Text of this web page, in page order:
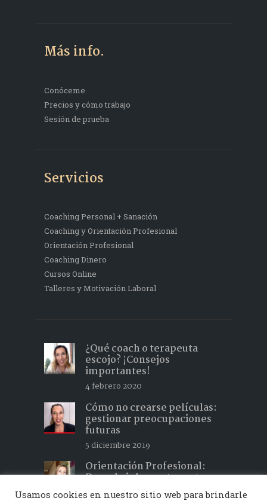
Más info.
Conóceme
Precios y cómo trabajo
Sesión de prueba
Servicios
Coaching Personal + Sanación
Coaching y Orientación Profesional
Orientación Profesional
Coaching Dinero
Cursos Online
Talleres y Motivación Laboral
¿Qué coach o terapeuta
escojo? ¡Consejos
importantes!
4 febrero 2020
Cómo no crearse películas:
gestionar preocupaciones
futuras
5 diciembre 2019
Orientación Profesional:
Descubrir lo que te gusta y
hacer lo que te apasiona 2
Usamos cookies en nuestro sitio web para brindarle